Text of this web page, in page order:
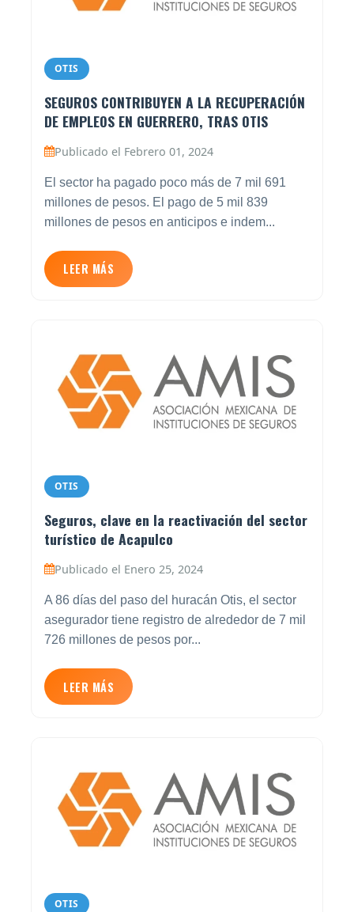
OTIS
SEGUROS CONTRIBUYEN A LA RECUPERACIÓN
DE EMPLEOS EN GUERRERO, TRAS OTIS
Publicado el Febrero 01, 2024
El sector ha pagado poco más de 7 mil 691
millones de pesos. El pago de 5 mil 839
millones de pesos en anticipos e indem...
LEER MÁS
OTIS
Seguros, clave en la reactivación del sector
turístico de Acapulco
Publicado el Enero 25, 2024
A 86 días del paso del huracán Otis, el sector
asegurador tiene registro de alrededor de 7 mil
726 millones de pesos por...
LEER MÁS
OTIS